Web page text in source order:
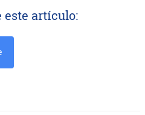
artículo: